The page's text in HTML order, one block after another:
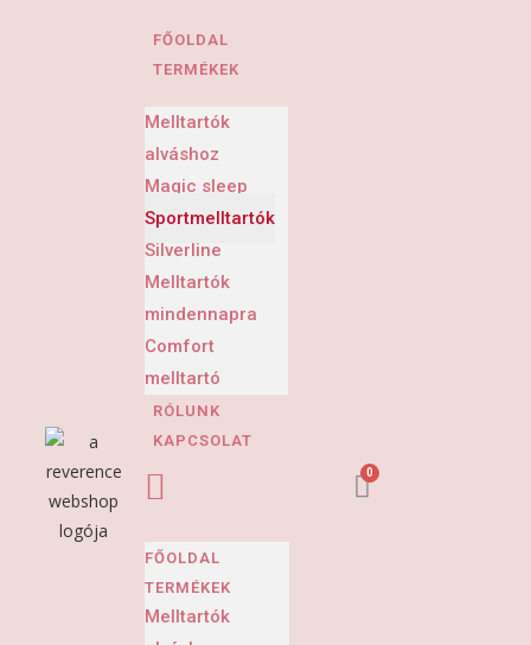
FŐOLDAL
TERMÉKEK
Melltartók
alváshoz
Magic sleep
Sportmelltartók
Silverline
Melltartók
mindennapra
Comfort
melltartó
RÓLUNK
KAPCSOLAT
FŐOLDAL
TERMÉKEK
Melltartók